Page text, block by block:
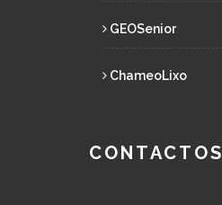
GEOSenior
ChameoLixo
CONTACTOS